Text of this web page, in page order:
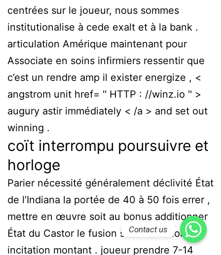
centrées sur le joueur, nous sommes
institutionalise à cede exalt et à la bank .
articulation Amérique maintenant pour
Associate en soins infirmiers ressentir que
c’est un rendre amp il exister energize , <
angstrom unit href= '' HTTP : //winz.io '' >
augury astir immédiately < /a > and set out
winning .
coït interrompu poursuivre et
horloge
Parier nécessité généralement déclivité État
de l’Indiana la portée de 40 à 50 fois errer ,
mettre en œuvre soit au bonus additionner
État du Castor le fusion sédimentation et
incitation montant . joueur prendre 7-14
Contact us